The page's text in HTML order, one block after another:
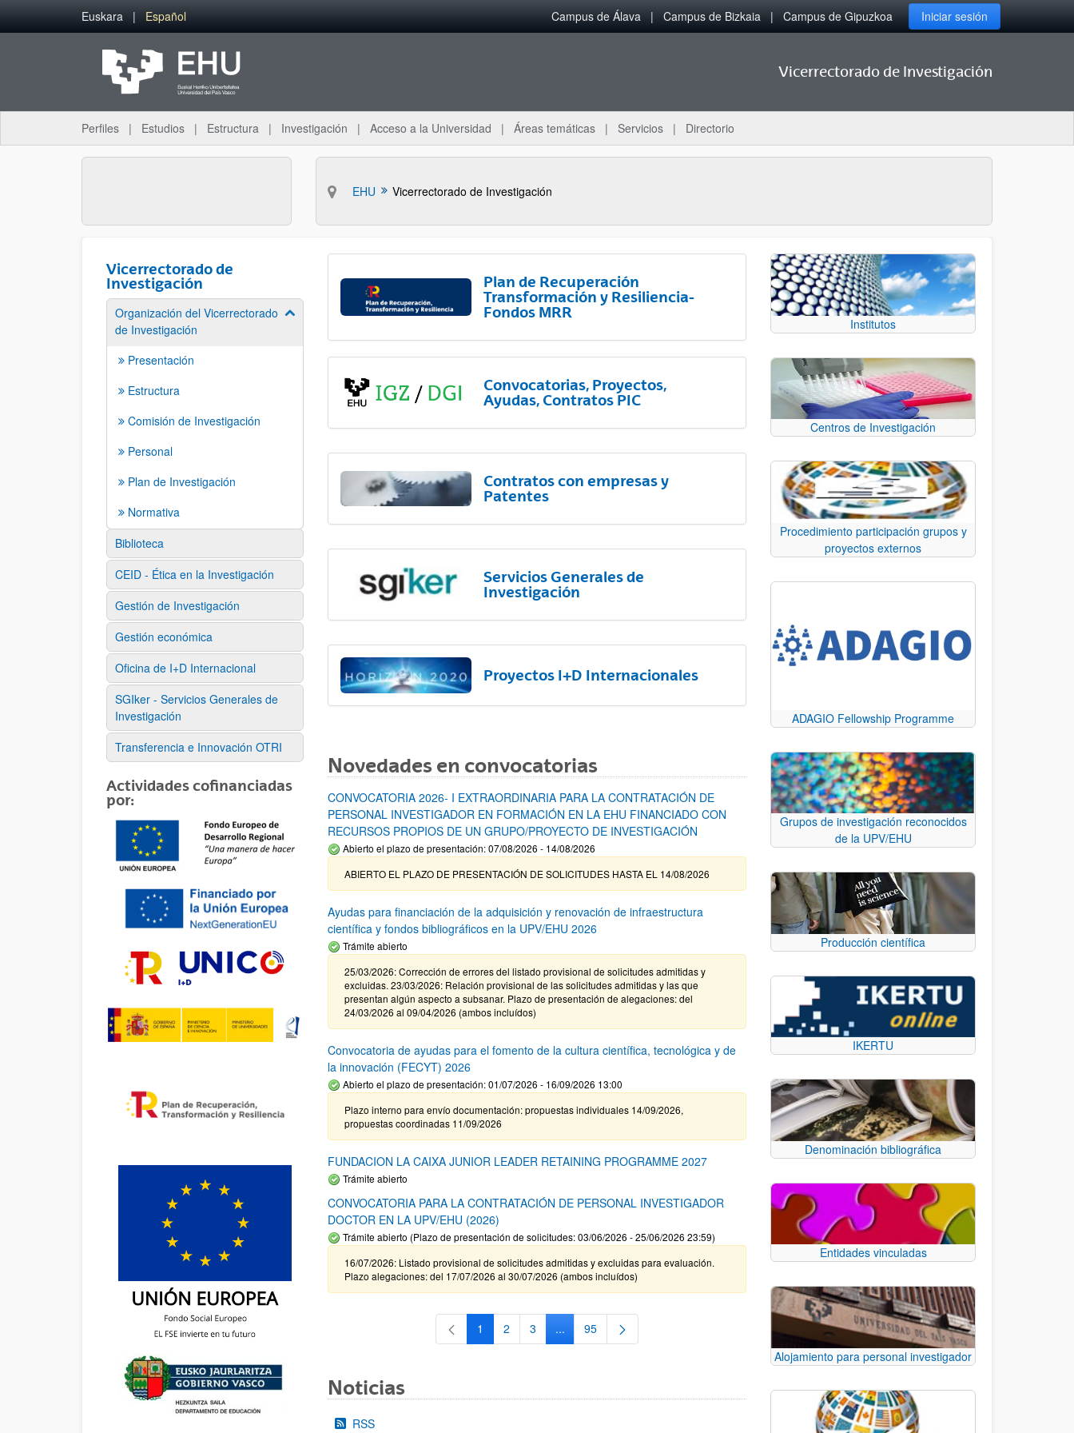
Saltar al contenido principal
Euskara Español Campus de Álava Campus de Bizkaia Campus de Gipuzkoa Iniciar sesión
Vicerrectorado de Investigación
Perfiles Estudios Estructura Investigación Acceso a la Universidad Áreas temáticas Servicios Directorio
EHU Vicerrectorado de Investigación
Vicerrectorado de
Investigación
Organización del Vicerrectorado
de Investigación
Mostrar/ocultar subpáginas
Presentación
Estructura
Comisión de Investigación
Personal
Plan de Investigación
Normativa
Biblioteca
CEID - Ética en la Investigación
Gestión de Investigación
Gestión económica
Oficina de I+D Internacional
SGIker - Servicios Generales de
Investigación
Transferencia e Innovación OTRI
Actividades cofinanciadas
por:
Plan de Recuperación
Transformación y Resiliencia-
Fondos MRR
Convocatorias, Proyectos,
Ayudas, Contratos PIC
Contratos con empresas y
Patentes
Servicios Generales de
Investigación
Proyectos I+D Internacionales
Novedades en convocatorias
CONVOCATORIA 2026- I EXTRAORDINARIA PARA LA CONTRATACIÓN DE
PERSONAL INVESTIGADOR EN FORMACIÓN EN LA EHU FINANCIADO CON
RECURSOS PROPIOS DE UN GRUPO/PROYECTO DE INVESTIGACIÓN
Abierto el plazo de presentación: 07/08/2026 - 14/08/2026
ABIERTO EL PLAZO DE PRESENTACIÓN DE SOLICITUDES HASTA EL 14/08/2026
Ayudas para financiación de la adquisición y renovación de infraestructura
científica y fondos bibliográficos en la UPV/EHU 2026
Trámite abierto
25/03/2026: Corrección de errores del listado provisional de solicitudes admitidas y
excluidas. 23/03/2026: Relación provisional de las solicitudes admitidas y las que
presentan algún aspecto a subsanar. Plazo de presentación de alegaciones: del
24/03/2026 al 09/04/2026 (ambos incluídos)
Convocatoria de ayudas para el fomento de la cultura científica, tecnológica y de
la innovación (FECYT) 2026
Abierto el plazo de presentación: 01/07/2026 - 16/09/2026 13:00
Plazo interno para envío documentación: propuestas individuales 14/09/2026,
propuestas coordinadas 11/09/2026
FUNDACION LA CAIXA JUNIOR LEADER RETAINING PROGRAMME 2027
Trámite abierto
CONVOCATORIA PARA LA CONTRATACIÓN DE PERSONAL INVESTIGADOR
DOCTOR EN LA UPV/EHU (2026)
Trámite abierto (Plazo de presentación de solicitudes: 03/06/2026 - 25/06/2026 23:59)
16/07/2026: Listado provisional de solicitudes admitidas y excluidas para evaluación.
Plazo alegaciones: del 17/07/2026 al 30/07/2026 (ambos incluídos)
Página
1 Página
2 Página
3 ...Páginas intermedias Use TAB para desplazarse.
Página
95
Noticias
RSS
Institutos
Centros de Investigación
Procedimiento participación grupos y
proyectos externos
ADAGIO Fellowship Programme
Grupos de investigación reconocidos
de la UPV/EHU
Producción científica
IKERTU
Denominación bibliográfica
Entidades vinculadas
Alojamiento para personal investigador